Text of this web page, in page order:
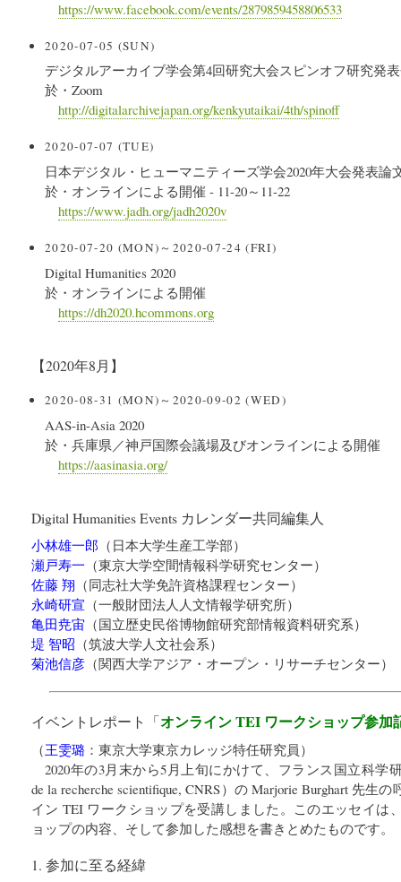
https://www.facebook.com/events/2879859458806533
2020-07-05 (SUN)
デジタルアーカイブ学会第4回研究大会スピンオフ研究発
於・Zoom
http://digitalarchivejapan.org/kenkyutaikai/4th/spinoff
2020-07-07 (TUE)
日本デジタル・ヒューマニティーズ学会2020年大会発表論
於・オンラインによる開催 - 11-20～11-22
https://www.jadh.org/jadh2020v
2020-07-20 (MON)～2020-07-24 (FRI)
Digital Humanities 2020
於・オンラインによる開催
https://dh2020.hcommons.org
【2020年8月】
2020-08-31 (MON)～2020-09-02 (WED)
AAS-in-Asia 2020
於・兵庫県／神戸国際会議場及びオンラインによる開催
https://aasinasia.org/
Digital Humanities Events カレンダー共同編集人
小林雄一郎 （ 日本大学生産工学部）
瀬戸寿一 （東京大学空間情報科学研究センター）
佐藤 翔 （同志社大学免許資格課程センター）
永崎研宣 （一般財団法人人文情報学研究所）
亀田尭宙 （国立歴史民俗博物館研究部情報資料研究系）
堤 智昭 （筑波大学人文社会系）
菊池信彦 （関西大学アジア・オープン・リサーチセンター）
イベントレポート「オンライン TEI ワークショップ参加
（王雯璐 ： 東京大学東京カレッジ特任研究員 ）
2020年の3月末から5月上旬にかけて、フランス国立科学
de la recherche scientifique, CNRS）の Marjorie Burghart 先生
イン TEI ワークショップを受講しました。このエッセイは
ョップの内容、そして参加した感想を書きとめたものです。
1. 参加に至る経緯